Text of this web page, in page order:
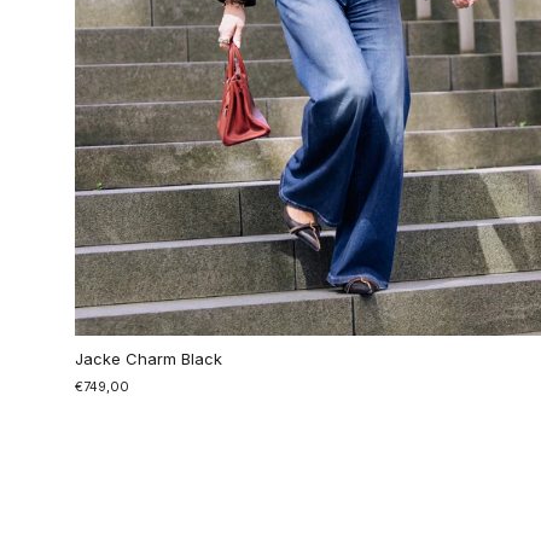
Jacke Charm Black
€749,00